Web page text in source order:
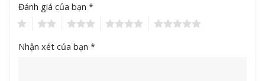
Đánh giá của bạn *
Nhận xét của bạn *